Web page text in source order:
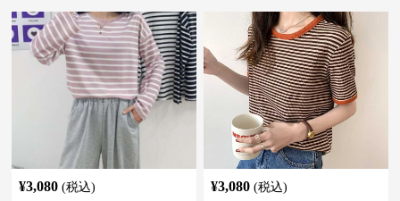
¥3,080 (税込)
¥3,080 (税込)